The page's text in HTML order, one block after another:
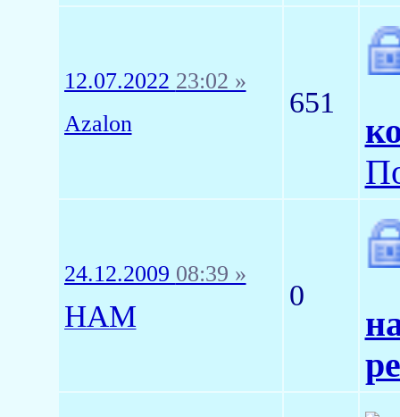
12.07.2022 23:02 »
Azalon
651
24.12.2009 08:39 »
HAM
0